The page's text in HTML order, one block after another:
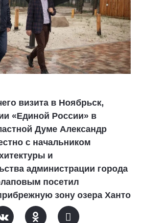
визита в Ноябрьск,
«Единой России» в
Думе Александр
с начальником
и
администрации города
посетил
зону озера Ханто